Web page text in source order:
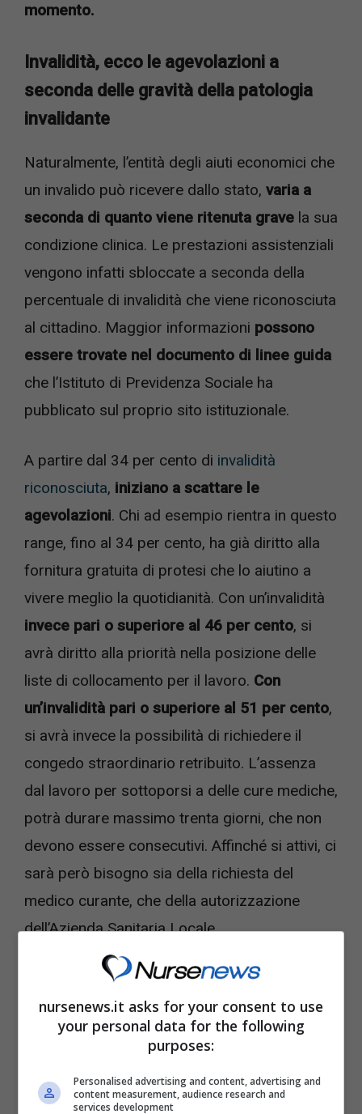
momento.
Invalidità, ecco le agevolazioni a
seconda delle gravità della patologia
invalidante
Naturalmente, l’entità degli aiuti economici che
un invalido può ricevere dallo stato, varia a
seconda di quanto viene ritenuta grave la sua
condizione clinica. Le prestazioni assistenziali
vengono infatti sbloccate a seconda della
percentuale di invalidità che viene riconosciuta
al cittadino. Maggior informazioni possono
essere trovate nel documento di linee guida
che l’Istituto di Previdenza Sociale ha
pubblicato sul proprio sito istituzionale.
A partire dal 34 per cento di invalidità
riconosciuta, iniziano a scattare le
agevolazioni. Chi ad esempio rientra in questo
range, fino al 34 per cento, ha già diritto alla
fornitura gratuita di protesi che lo aiutino a
vivere meglio la quotidianità. Con un’invalidità
invece pari o superiore al 46 per cento, si
avrà diritto alla priorità nella posizione delle
liste di collocamento per il lavoro. Con
un’invalidità pari o superiore al 51 per cento,
si avrà invece la possibilità di richiedere il
congedo straordinario retribuito. L’assenza
dal lavoro per sottoporsi a delle cure mediche,
potrà durare massimo trenta giorni, che non
devono essere consecutivi. Affinché si attivi, ci
sarà però bisogno sia della richiesta del
medico curante, che della autorizzazione
dell’Azienda Sanitaria Locale.
Ecco quando si viene
esentati dal pagamento del
ticket sanitario
nursenews.it asks for your consent to use
your personal data for the following
purposes:
Personalised advertising and content, advertising and
content measurement, audience research and
services development